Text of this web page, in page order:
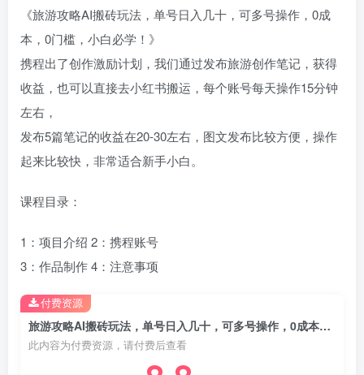
《旅游攻略AI搬砖玩法，单号日入几十，可多号操作，0成
本，0门槛，小白必学！》
携程出了创作激励计划，我们通过发布旅游创作笔记，获得
收益，也可以直接去小红书搬运，每个账号每天操作15分钟
左右，
发布5篇笔记的收益在20-30左右，图文发布比较方便，操作
起来比较快，非常适合新手小白。
课程目录：
1：项目介绍 2：携程账号
3：作品制作 4：注意事项
旅游攻略AI搬砖玩法，单号日入几十，可多号操作，0成本，0门槛，小白必学！
此内容为付费资源，请付费后查看
付费资源